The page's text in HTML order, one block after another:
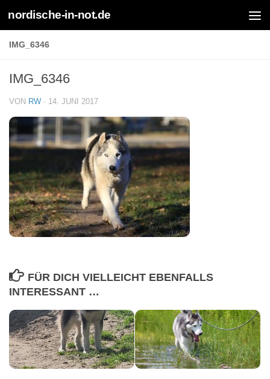
Zum Inhalt springen
nordische-in-not.de
IMG_6346
IMG_6346
VON RW · 14. JUNI 2017
FÜR DICH VIELLEICHT EBENFALLS
INTERESSANT …